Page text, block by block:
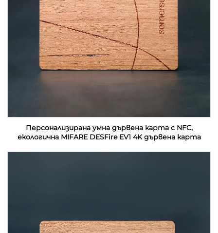
Персонализирана умна дървена карта с NFC,
екологична MIFARE DESFire EV1 4K дървена карта